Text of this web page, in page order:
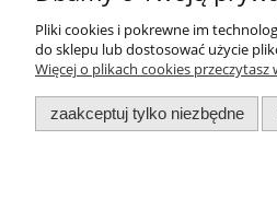
Klub VOCATIO
Filmy promocyjne
Nagrody i wyróżnienia
Kontakt
Pliki cookies i pokrewne im
do sklepu lub dostosować użycie
Więcej o plikach cookies
zaakceptuj tylko niezbędne